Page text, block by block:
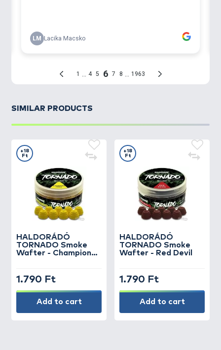
SIMILAR PRODUCTS
HALDORÁDÓ
TORNADO Smoke
Wafter - Champion
+18
Ft
1.790 Ft
Add to cart
HALDORÁDÓ
TORNADO Smoke
Wafter - Red Devil
+18
Ft
1.790 Ft
Add to cart